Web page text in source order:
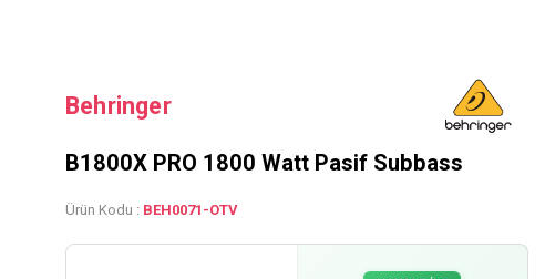
Behringer
B1800X PRO 1800 Watt Pasif Subbass
Ürün Kodu : BEH0071-OTV